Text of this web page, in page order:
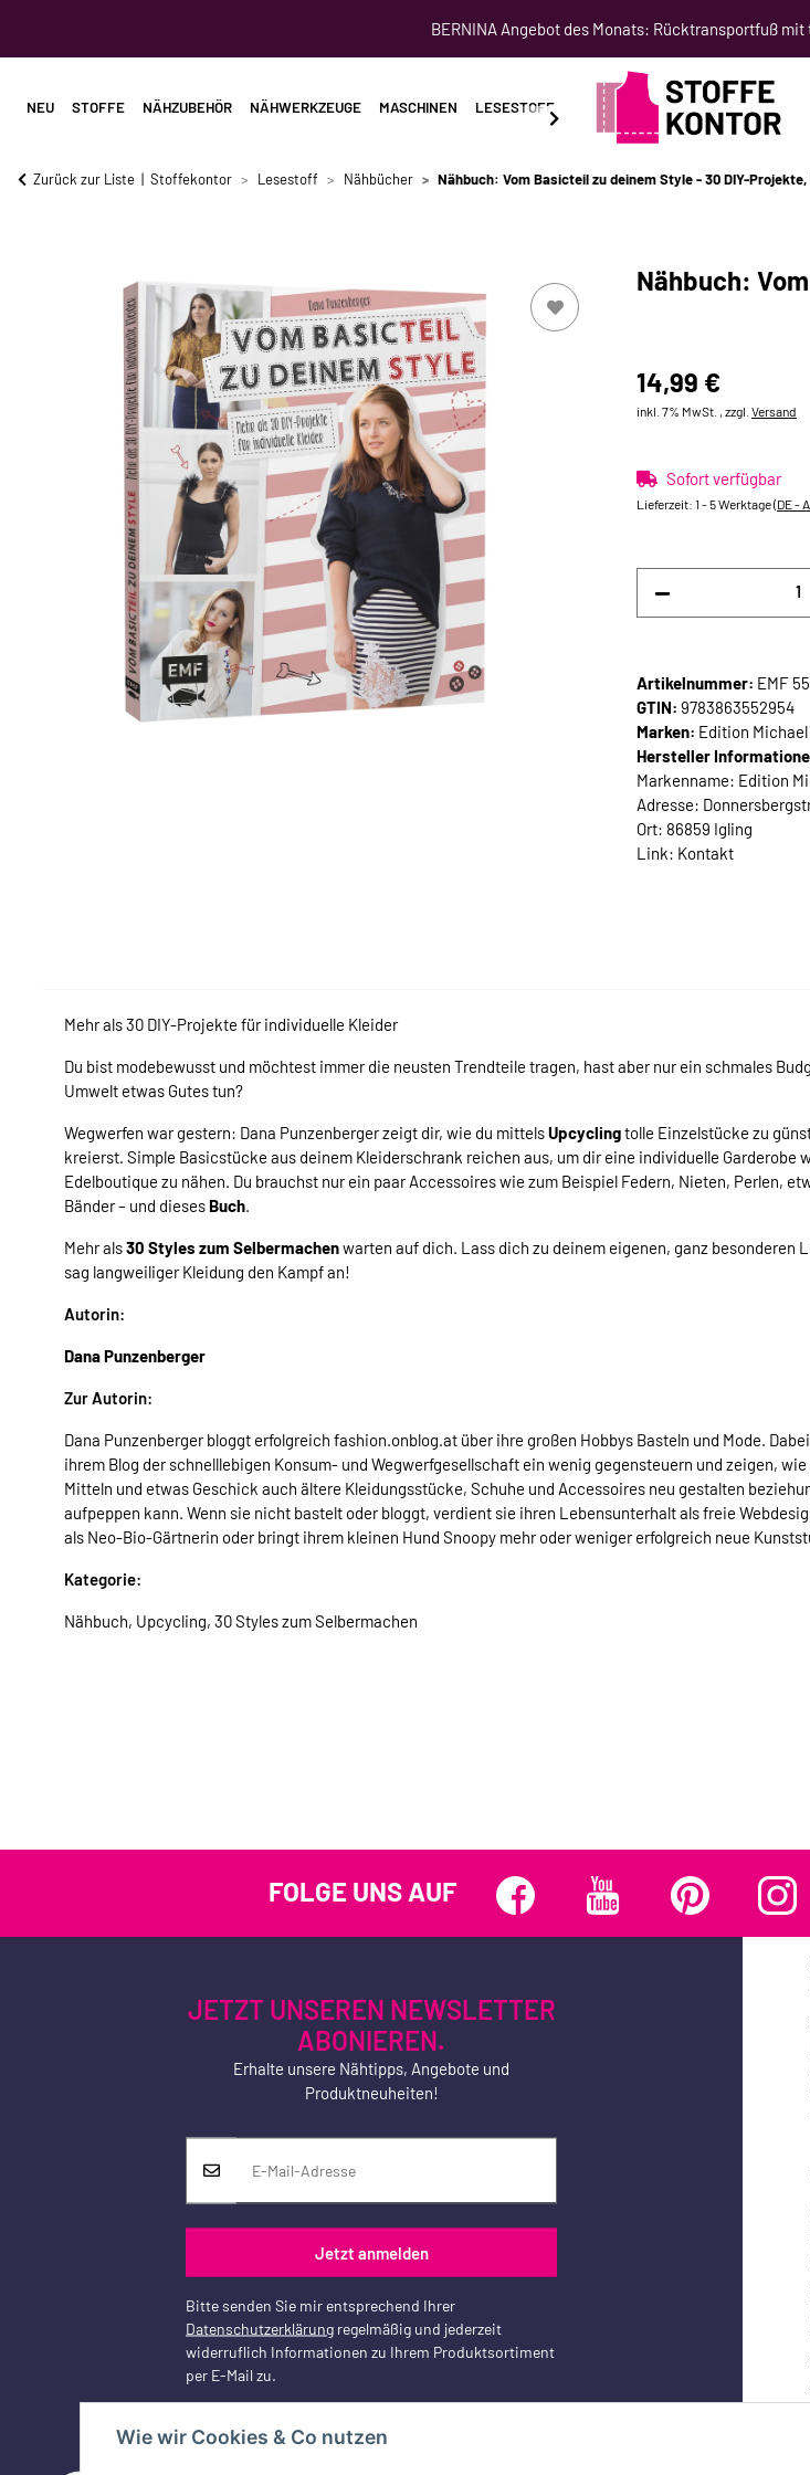
Wie wir Cookies & Co nutzen
BERNINA Angebot des Monats: Rücktransportfuß
NEU STOFFE NÄHZUBEHÖR NÄHWERKZEUGE MASCHINEN LESESTOFF SCHNITTMUSTER NÄHKURSE
Zurück zur Liste Stoffekontor Lesestoff Nähbücher Nähbuch: Vom Basicteil zu deinem Style - 30 DIY-Projekte,
Nähbuch:
14,99 €
inkl. 7% MwSt. , zzgl. Versand
Sofort verfügbar
Lieferzeit: 1 - 5 Werktage(DE -
Artikelnummer: EMF
GTIN: 9783863552954
Marken: Edition
Hersteller
Markenname: Edition
Adresse:
Ort: 86859 Igling
Link: Kontakt
Mehr als 30 DIY-Projekte für individuelle Kleider
Du bist modebewusst und möchtest immer die neusten Trendteile tragen, hast aber nur ein schmales
Umwelt etwas Gutes tun?
Wegwerfen war gestern: Dana Punzenberger zeigt dir, wie du mittelsUpcyclingtolle Einzelstücke zu
kreierst. Simple Basicstücke aus deinem Kleiderschrank reichen aus, um dir eine individuelle Garderobe
Edelboutique zu nähen. Du brauchst nur ein paar Accessoires wie zum Beispiel Federn, Nieten, Perlen,
Bänder – und dieses Buch.
Mehr als30 Styles zum Selbermachenwarten auf dich. Lass dich zu deinem eigenen, ganz besonderen
sag langweiliger Kleidung den Kampf an!
Autorin:
Dana Punzenberger
Zur Autorin:
Dana Punzenberger bloggt erfolgreich fashion.onblog.at über ihre großen Hobbys Basteln und Mode.
ihrem Blog der schnelllebigen Konsum- und Wegwerfgesellschaft ein wenig gegensteuern und zeigen,
Mitteln und etwas Geschick auch ältere Kleidungsstücke, Schuhe und Accessoires neu gestalten
aufpeppen kann. Wenn sie nicht bastelt oder bloggt, verdient sie ihren Lebensunterhalt als freie
als Neo-Bio-Gärtnerin oder bringt ihrem kleinen Hund Snoopy mehr oder weniger erfolgreich neue
Kategorie:
Nähbuch, Upcycling, 30 Styles zum Selbermachen
FOLGE UNS AUF
JETZT UNSEREN NEWSLETTER
ABONIEREN.
Erhalte unsere Nähtipps, Angebote und
Produktneuheiten!
Jetzt anmelden
Bitte senden Sie mir entsprechend Ihrer
Datenschutzerklärung regelmäßig und jederzeit
widerruflich Informationen zu Ihrem Produktsortiment
per E-Mail zu.